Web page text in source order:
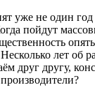
уже не один
пойдут
лет об
друг другу,